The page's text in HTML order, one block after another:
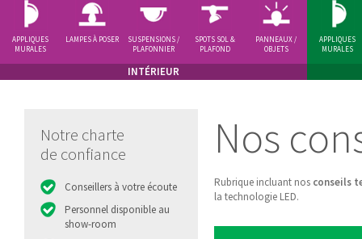
INTÉRIEUR
APPLIQUES
MURALES
LAMPES À POSER
SUSPENSIONS /
PLAFONNIER
SPOTS SOL &
PLAFOND
PANNEAUX /
OBJETS
APPLIQUES
MURALES
Notre charte
de confiance
Conseillers à votre écoute
Personnel disponible au
show-room
Nos
Rubrique incluant nos conseils
la technologie LED.